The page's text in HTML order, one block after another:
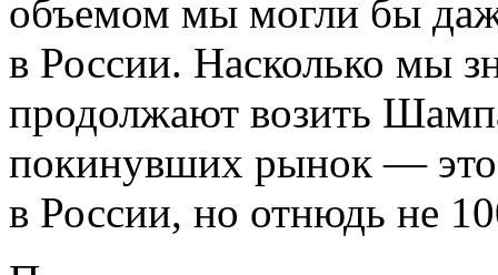
объемом мы могли бы
в России. Насколько мы
продолжают возить
покинувших рынок —
в России, но отнюдь не